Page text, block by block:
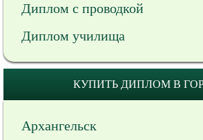
Диплом с проводкой
Диплом училища
КУПИТЬ ДИПЛОМ В
Архангельск